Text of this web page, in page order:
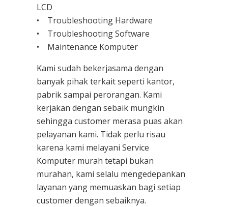
LCD
• Troubleshooting Hardware
• Troubleshooting Software
• Maintenance Komputer
Kami sudah bekerjasama dengan
banyak pihak terkait seperti kantor,
pabrik sampai perorangan. Kami
kerjakan dengan sebaik mungkin
sehingga customer merasa puas akan
pelayanan kami. Tidak perlu risau
karena kami melayani Service
Komputer murah tetapi bukan
murahan, kami selalu mengedepankan
layanan yang memuaskan bagi setiap
customer dengan sebaiknya.